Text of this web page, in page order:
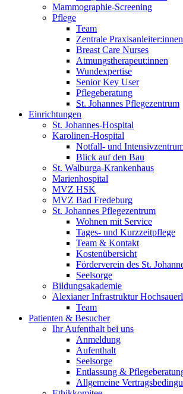
Mammographie-Screening
Pflege
Team
Zentrale Praxisanleiter:innen
Breast Care Nurses
Atmungstherapeut:innen
Wundexpertise
Senior Key User
Pflegeberatung
St. Johannes Pflegezentrum
Einrichtungen
St. Johannes-Hospital
Karolinen-Hospital
Notfall- und
Blick auf den Bau
St. Walburga-Krankenhaus
Marienhospital
MVZ HSK
MVZ Bad Fredeburg
St. Johannes Pflegezentrum
Wohnen mit Service
Tages- und Kurzzeitpflege
Team & Kontakt
Kostenübersicht
Förderverein des St.
Seelsorge
Bildungsakademie
Alexianer Infrastruktur
Team
Patienten & Besucher
Ihr Aufenthalt bei uns
Anmeldung
Aufenthalt
Seelsorge
Entlassung &
Allgemeine